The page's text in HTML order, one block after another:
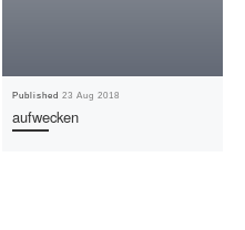
Published23 Aug 2018
aufwecken